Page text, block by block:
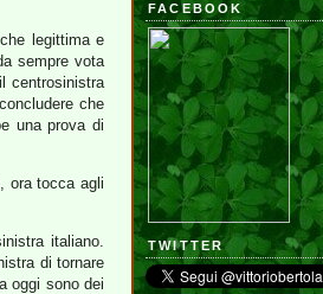
legittima e
sempre vota
centrosinistra
che
una prova di
ora tocca agli
italiano.
di tornare
oggi sono dei
FACEBOOK
TWITTER